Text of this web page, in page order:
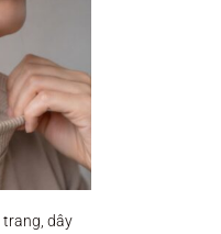
trang, dây